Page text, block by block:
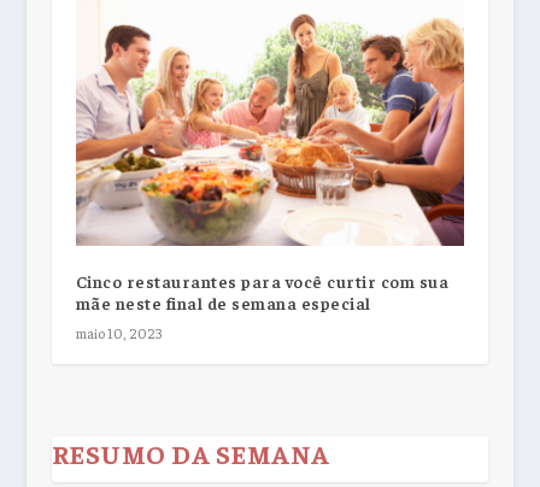
Cinco restaurantes para você curtir com sua
mãe neste final de semana especial
maio 10, 2023
RESUMO DA SEMANA